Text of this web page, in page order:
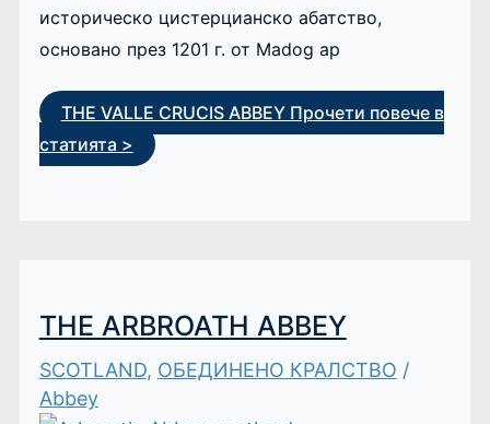
историческо цистерцианско абатство,
основано през 1201 г. от Madog ap
THE VALLE CRUCIS ABBEYПрочети повече в
статията >
THE ARBROATH ABBEY
SCOTLAND, ОБЕДИНЕНО КРАЛСТВО /
Abbey